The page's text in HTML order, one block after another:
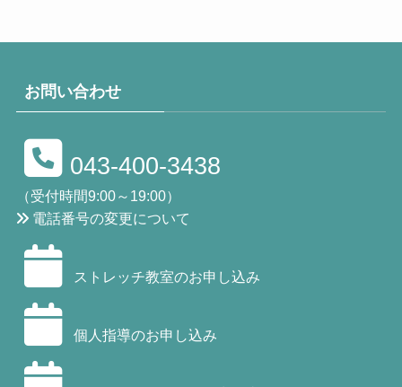
お問い合わせ
043-400-3438
（受付時間9:00～19:00）
電話番号の変更について
ストレッチ教室のお申し込み
個人指導のお申し込み